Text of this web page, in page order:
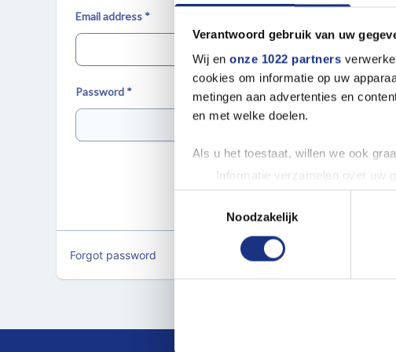
Verantwoord gebruik van uw
Wij en onze 1022 partners
cookies om informatie op uw
metingen aan advertenties en
en met welke doelen.
Als u het toestaat, willen we ook
Informatie verzamelen over uw
Uw apparaat identificeren door
Lees meer over hoe uw
toestemming op elk moment
websiteverkeer te analyseren. Ook
media, adverteren en analyse.
Noodzakelijk
Email address *
Password *
Forgot password